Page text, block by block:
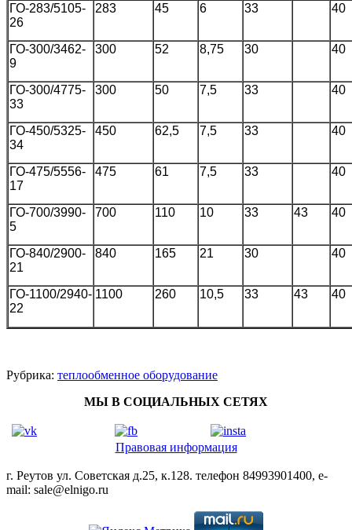
ГО-283/5105-
26
283 45 6 33 40
ГО-300/3462-
9
300 52 8,75 30 40
ГО-300/4775-
33
300 50 7,5 33 40
ГО-450/5325-
34
450 62,5 7,5 33 40
ГО-475/5556-
17
475 61 7,5 33 40
ГО-700/3990-
5
700 110 10 33 43 40
ГО-840/2900-
21
840 165 21 30 40
ГО-1100/2940-
22
1100 260 10,5 33 43 40
Рубрика: теплообменное оборудование
МЫ В СОЦИАЛЬНЫХ СЕТЯХ
Правовая информация
г. Реутов ул. Советская д.25, к.128. телефон 84993901400, e-
mail: sale@elnigo.ru